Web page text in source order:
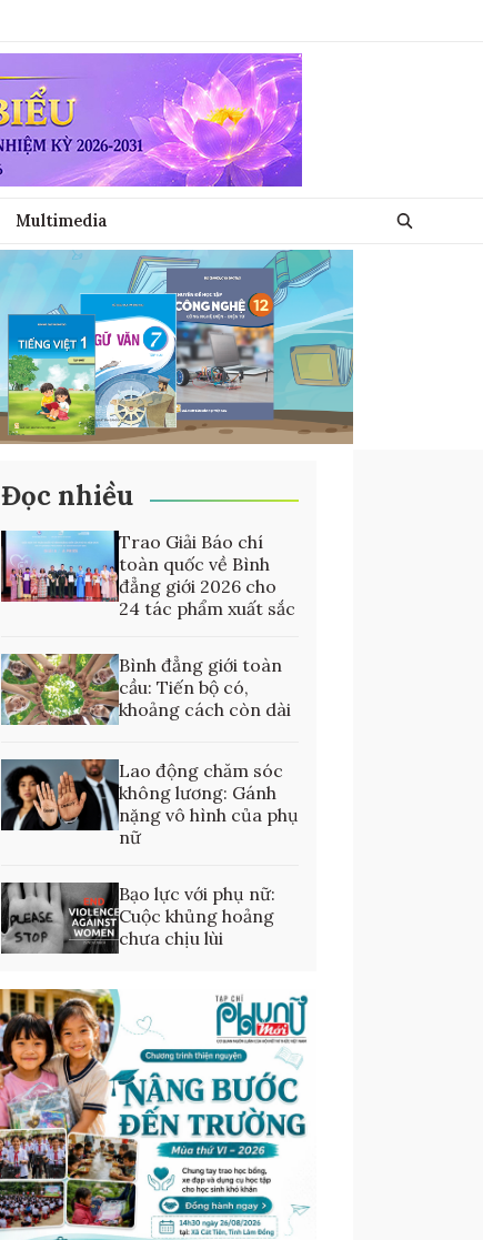
Multimedia
Đọc nhiều
Trao Giải Báo chí
toàn quốc về Bình
đẳng giới 2026 cho
24 tác phẩm xuất sắc
Bình đẳng giới toàn
cầu: Tiến bộ có,
khoảng cách còn dài
Lao động chăm sóc
không lương: Gánh
nặng vô hình của phụ
nữ
Bạo lực với phụ nữ:
Cuộc khủng hoảng
chưa chịu lùi